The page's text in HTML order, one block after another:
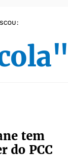
tem
do PCC